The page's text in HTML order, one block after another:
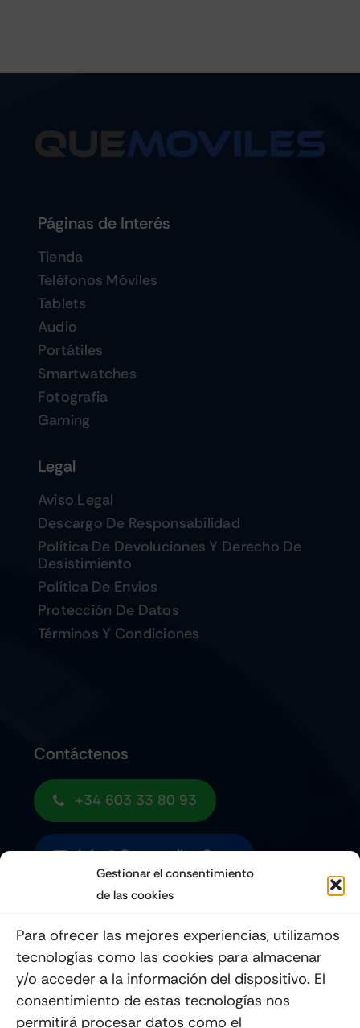
Gestionar el consentimiento
de las cookies
Para ofrecer las mejores experiencias, utilizamos
tecnologías como las cookies para almacenar
y/o acceder a la información del dispositivo. El
consentimiento de estas tecnologías nos
permitirá procesar datos como el
Páginas de Interés
Tienda
Teléfonos Móviles
Tablets
Audio
Portátiles
Smartwatches
Fotografia
Gaming
Legal
Aviso Legal
Descargo De Responsabilidad
Política De Devoluciones Y Derecho De
Desistimiento
Política De Envios
Protección De Datos
Términos Y Condiciones
Contáctenos
+34 603 33 80 93
Info@quemoviles.com
Enviar